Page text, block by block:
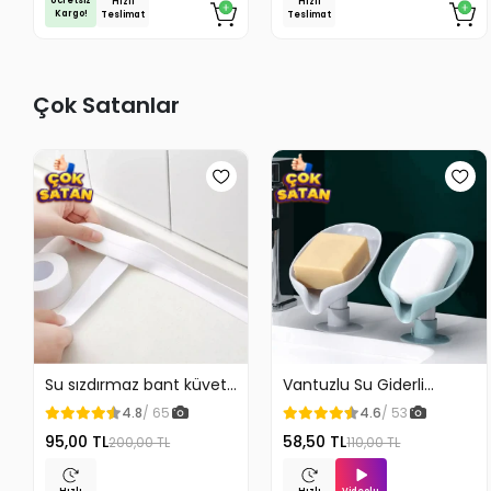
Kargo!
Teslimat
Teslimat
Çok Satanlar
Su sızdırmaz bant küvet
Tezgah tamir bandı
4.8/ 65
95,00 TL200,00 TL
Vantuzlu Su Giderli
Sabunluk Kaymaz
4.6/ 53
58,50 TL110,00 TL